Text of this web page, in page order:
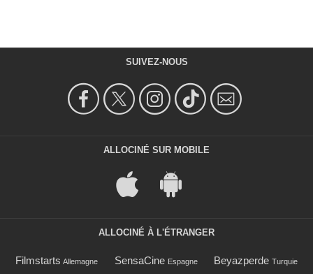
SUIVEZ-NOUS
ALLOCINÉ SUR MOBILE
ALLOCINÉ À L'ÉTRANGER
Filmstarts Allemagne SensaCine Espagne Beyazperde Turquie